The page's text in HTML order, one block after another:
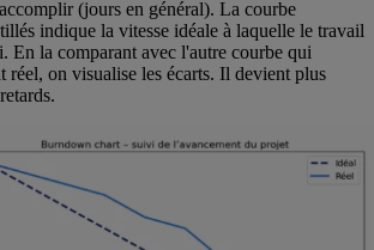
(jours en général). La courbe
indique la vitesse idéale à laquelle le travail
En la comparant avec l'autre courbe qui
réel, on visualise les écarts. Il devient plus